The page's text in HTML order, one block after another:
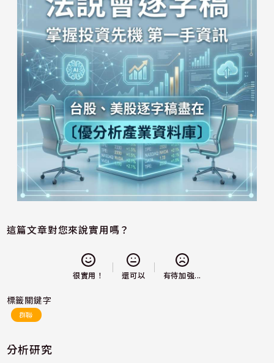
這篇文章對您來說實用嗎？
很實用！ 還可以 有待加強...
標籤關鍵字
群聯
分析研究